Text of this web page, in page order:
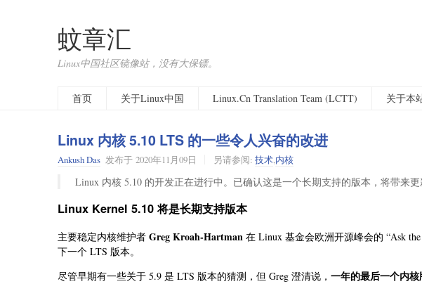
蚊章汇
Linux中国社区镜像站，没有大保镖。
首页
关于Linux中国 Linux.Cn Translation Team (LCTT) 关于本
Linux 内核 5.10 LTS 的一些令人兴奋的改进
Ankush Das 发布于 2020年11月09日 另请参阅: 技术,内核
Linux 内核 5.10 的开发正在进行中。已确认这是一个长期支持的版本，将带来更
Linux Kernel 5.10 将是长期支持版本
主要稳定内核维护者 Greg Kroah-Hartman 在 Linux 基金会欧洲开源峰会的 “Ask
下一个 LTS 版本。
尽管早期有一些关于 5.9 是 LTS 版本的猜测，但 Greg 澄清说， 一年的最后一个内